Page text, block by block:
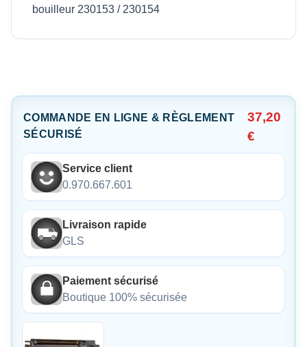
bouilleur 230153 / 230154
COMMANDE EN LIGNE & RÈGLEMENT
SÉCURISÉ
37,20
€
Service client
0.970.667.601
Livraison rapide
GLS
Paiement sécurisé
Boutique 100% sécurisée